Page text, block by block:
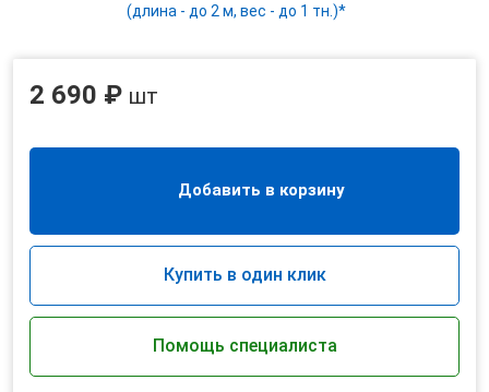
(длина - до 2 м, вес - до 1 тн.)*
2 690 ₽ шт
Добавить в корзину
Купить в один клик
Помощь специалиста